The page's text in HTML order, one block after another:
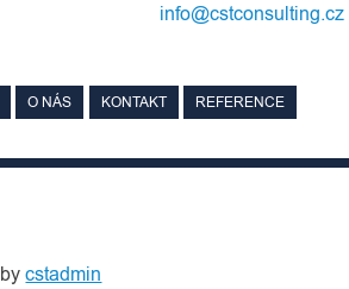
info@cstconsulting.cz
O NÁS KONTAKT REFERENCE
bycstadmin